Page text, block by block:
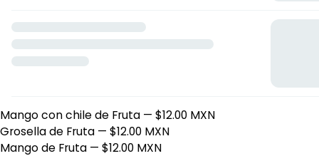
Queso con Fresa de Crema
Paleta Fruta Artesanal
Fresa de Fruta— $14.00 MXN
Mango con chile de Fruta — $12.00 MXN
Grosella de Fruta — $12.00 MXN
Mango de Fruta — $12.00 MXN